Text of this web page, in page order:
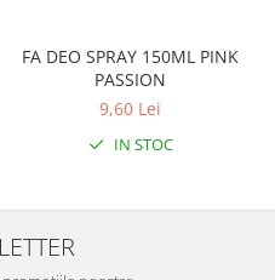
FA DEO SPRAY 150ML PINK
PASSION
9,60 Lei
IN STOC